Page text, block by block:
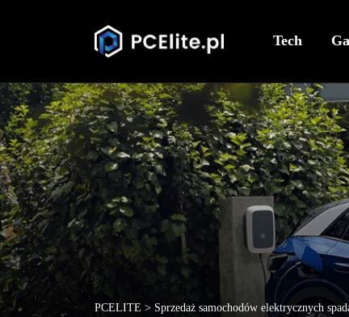
Tech
PCELITE > Sprzedaż samochodów elektrycznych